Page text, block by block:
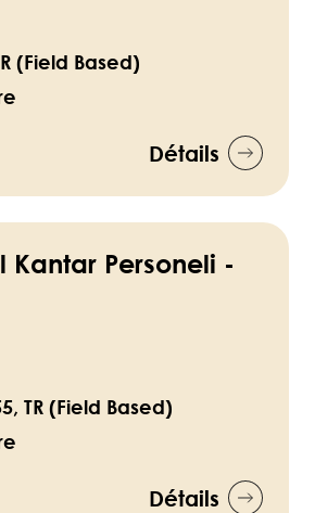
(Field Based)
Détails
Kantar Personeli -
TR (Field Based)
Détails